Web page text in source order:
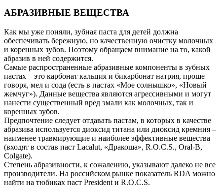
АБРАЗИВНЫЕ ВЕЩЕСТВА
Как мы уже поняли, зубная паста для детей должна
обеспечивать бережную, но качественную очистку молочных
и коренных зубов. Поэтому обращаем внимание на то, какой
абразив в ней содержится.
Самые распространенные абразивные компоненты в зубных
пастах – это карбонат кальция и бикарбонат натрия, проще
говоря, мел и сода (есть в пастах «Мое солнышко», «Новый
жемчуг»). Данные вещества являются агрессивными и могут
нанести существенный вред эмали как молочных, так и
коренных зубов.
Предпочтение следует отдавать пастам, в которых в качестве
абразива используется диоксид титана или диоксид кремния –
наименее травмирующие и наиболее эффективные вещества
(входят в состав паст Lacalut, «Дракоша», R.O.C.S., Oral-B,
Colgate).
Степень абразивности, к сожалению, указывают далеко не все
производители. На российском рынке показатель RDA можно
найти на тюбиках паст President и R.O.C.S.